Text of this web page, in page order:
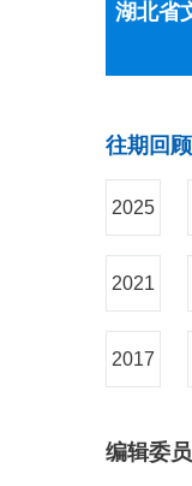
湖北省
往期回顾
2025
2021
2017
编辑委